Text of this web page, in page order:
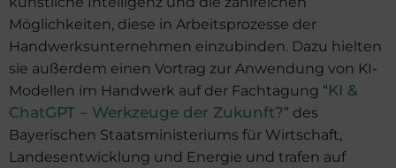
Möglichkeiten, diese in Arbeitsprozesse der
Handwerksunternehmen einzubinden. Dazu hielten
sie außerdem einen Vortrag zur Anwendung von KI-
Modellen im Handwerk auf der Fachtagung “KI &
ChatGPT – Werkzeuge der Zukunft?” des
Bayerischen Staatsministeriums für Wirtschaft,
Landesentwicklung und Energie und trafen auf